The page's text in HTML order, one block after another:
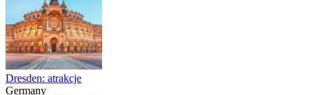
Dresden: atrakcje
Germany